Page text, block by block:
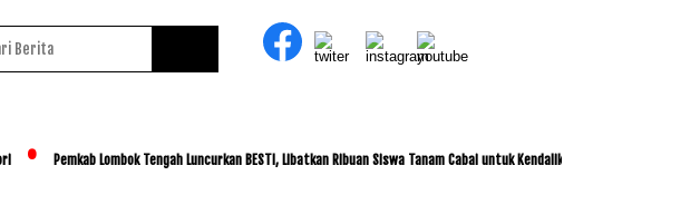
Pemkab Lombok Tengah Luncurkan BESTI, Libatkan Ribuan Siswa Tanam Cabai untuk Kendalikan Inflasi